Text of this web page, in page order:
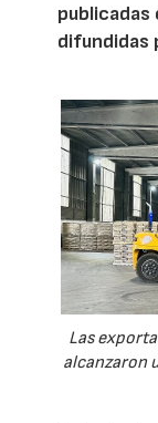
publicadas
difundidas
Las
alcanzaron